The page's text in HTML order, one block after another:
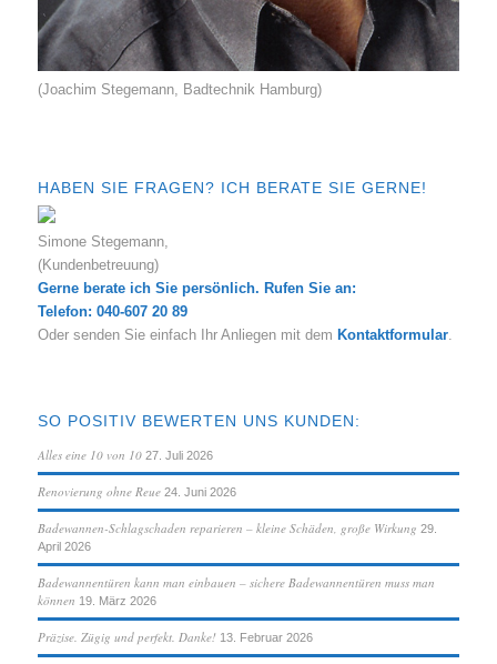
(Joachim Stegemann, Badtechnik Hamburg)
HABEN SIE FRAGEN? ICH BERATE SIE GERNE!
Simone Stegemann,
(Kundenbetreuung)
Gerne berate ich Sie persönlich. Rufen Sie an:
Telefon: 040-607 20 89
Oder senden Sie einfach Ihr Anliegen mit dem Kontaktformular.
SO POSITIV BEWERTEN UNS KUNDEN:
Alles eine 10 von 10 27. Juli 2026
Renovierung ohne Reue 24. Juni 2026
Badewannen-Schlagschaden reparieren – kleine Schäden, große Wirkung 29.
April 2026
Badewannentüren kann man einbauen – sichere Badewannentüren muss man
können 19. März 2026
Präzise. Zügig und perfekt. Danke! 13. Februar 2026